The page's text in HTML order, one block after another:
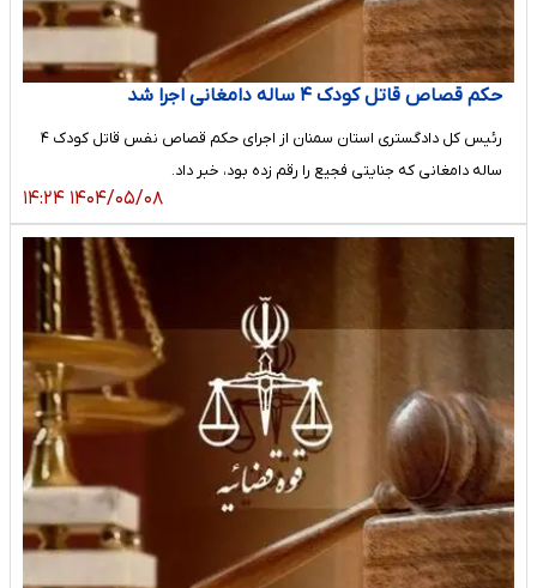
حکم قصاص قاتل کودک ۴ ساله دامغانی اجرا شد
رئیس کل دادگستری استان سمنان از اجرای حکم قصاص نفس قاتل کودک ۴
ساله دامغانی که جنایتی فجیع را رقم زده بود، خبر داد.
۱۴۰۴/۰۵/۰۸ ۱۴:۲۴